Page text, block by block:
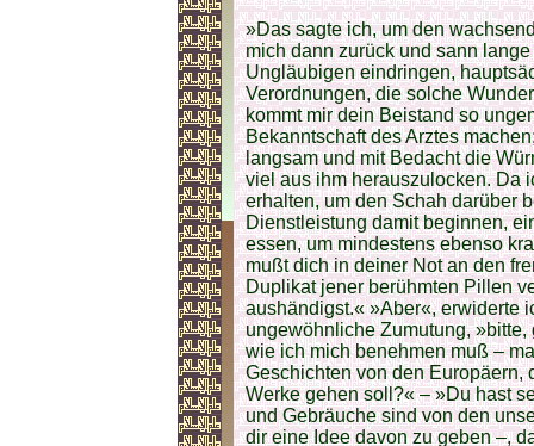
»Das sagte ich, um den
mich dann zurück und sann
Ungläubigen eindringen,
Verordnungen, die solche
kommt mir dein Beistand so
Bekanntschaft des Arztes
langsam und mit Bedacht die
viel aus ihm herauszulocken. Da
erhalten, um den Schah darüber
Dienstleistung damit beginnen,
essen, um mindestens ebenso
mußt dich in deiner Not an den
Duplikat jener berühmten Pillen
aushändigst.« »Aber«, erwiderte
ungewöhnliche Zumutung,
wie ich mich benehmen muß –
Geschichten von den
Werke gehen soll?« – »Du hast
und Gebräuche sind von den
dir eine Idee davon zu geben –,